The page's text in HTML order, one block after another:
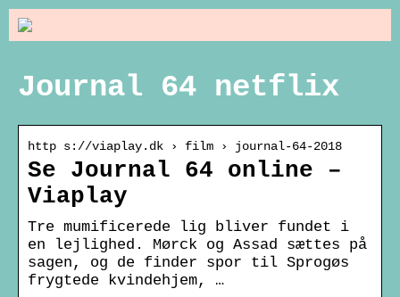
Journal 64 netflix
http s://viaplay.dk › film › journal-64-2018
Se Journal 64 online –
Viaplay
Tre mumificerede lig bliver fundet i
en lejlighed. Mørck og Assad sættes på
sagen, og de finder spor til Sprogøs
frygtede kvindehjem, …